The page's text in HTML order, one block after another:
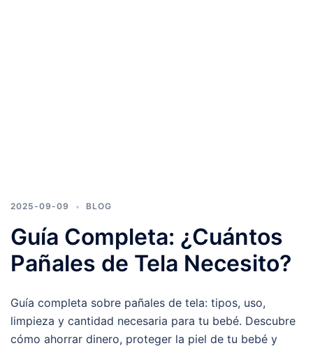
2025-09-09 BLOG
Guía Completa: ¿Cuántos
Pañales de Tela Necesito?
Guía completa sobre pañales de tela: tipos, uso,
limpieza y cantidad necesaria para tu bebé. Descubre
cómo ahorrar dinero, proteger la piel de tu bebé y